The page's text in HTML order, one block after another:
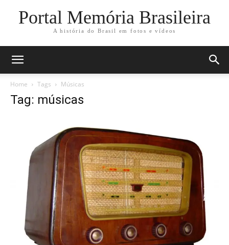
Portal Memória Brasileira
A história do Brasil em fotos e vídeos
Home Tags Músicas
Tag: músicas